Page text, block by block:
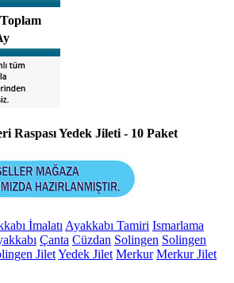
Toplam
Raspası Yedek Jileti - 10 Paket
İmalatı Ayakkabı Tamiri Ismarlama
Çanta Cüzdan Solingen Solingen
JiletYedek Jilet Merkur Merkur Jilet